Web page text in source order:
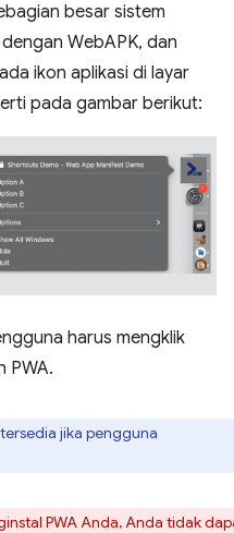
besar sistem
WebAPK, dan
ikon aplikasi di layar
pada gambar berikut:
harus mengklik
PWA.
jika pengguna
PWA Anda, Anda tidak